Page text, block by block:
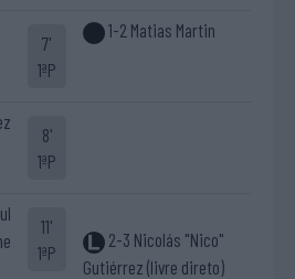
7'
1ªP
1-2 Matias Martin
8'
1ªP
11'
1ªP
2-3 Nicolás "Nico"
Gutiérrez (livre direto)